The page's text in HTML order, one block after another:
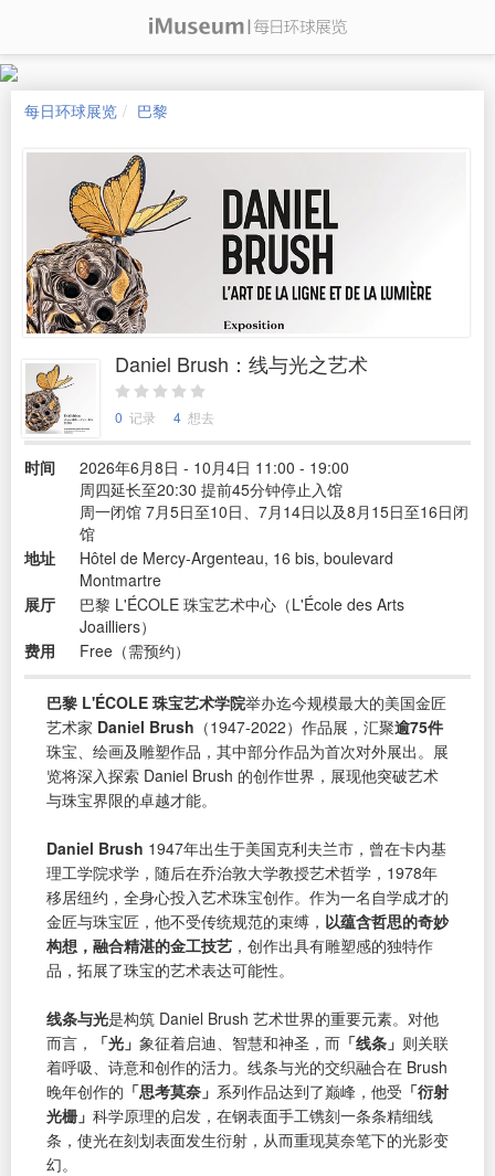
每日环球展览 巴黎
Daniel Brush：线与光之艺术
0 记录 4 想去
时间
2026年6月8日 - 10月4日 11:00 - 19:00
周四延长至20:30 提前45分钟停止入馆
周一闭馆 7月5日至10日、7月14日以及8月15日至16日闭
馆
地址
Hôtel de Mercy-Argenteau, 16 bis, boulevard
Montmartre
展厅
巴黎 L'ÉCOLE 珠宝艺术中心（L'École des Arts
Joailliers）
费用
Free（需预约）
巴黎 L'ÉCOLE 珠宝艺术学院举办迄今规模最大的美国金匠
艺术家 Daniel Brush （1947-2022）作品展，汇聚逾75件
珠宝、绘画及雕塑作品，其中部分作品为首次对外展出。展
览将深入探索 Daniel Brush 的创作世界，展现他突破艺术
与珠宝界限的卓越才能。
Daniel Brush 1947年出生于美国克利夫兰市，曾在卡内基
理工学院求学，随后在乔治敦大学教授艺术哲学，1978年
移居纽约，全身心投入艺术珠宝创作。作为一名自学成才的
金匠与珠宝匠，他不受传统规范的束缚， 以蕴含哲思的奇妙
构想，融合精湛的金工技艺 ，创作出具有雕塑感的独特作
品，拓展了珠宝的艺术表达可能性。
线条与光是构筑 Daniel Brush 艺术世界的重要元素。对他
而言，
「光」 象征着启迪、智慧和神圣，而 「线条」 则关联
着呼吸、诗意和创作的活力。线条与光的交织融合在 Brush
晚年创作的 「思考莫奈」 系列作品达到了巅峰，他受 「衍射
光栅」 科学原理的启发，在钢表面手工镌刻一条条精细线
条，使光在刻划表面发生衍射，从而重现莫奈笔下的光影变
幻。